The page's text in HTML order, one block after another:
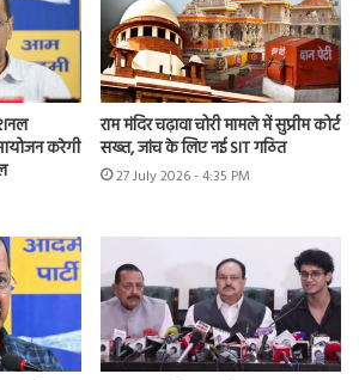
करेगी
राम मंदिर चढ़ावा चोरी मामले में सुप्रीम कोर्ट
सख्त, जांच के लिए नई SIT गठित
27 July 2026 - 4:35 PM